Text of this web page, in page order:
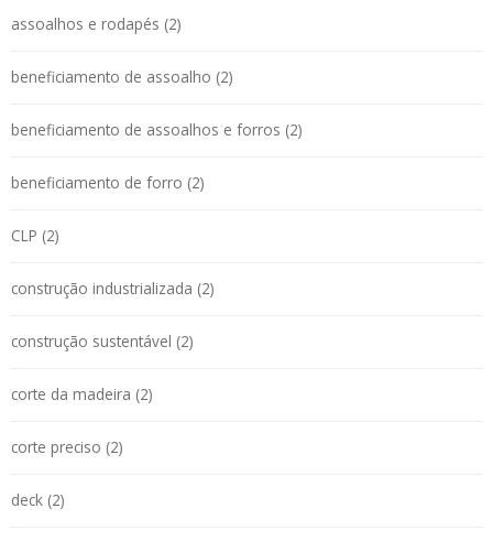
assoalhos e rodapés (2)
beneficiamento de assoalho (2)
beneficiamento de assoalhos e forros (2)
beneficiamento de forro (2)
CLP (2)
construção industrializada (2)
construção sustentável (2)
corte da madeira (2)
corte preciso (2)
deck (2)